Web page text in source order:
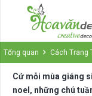
Tổng quan Cách Trang
Cứ mỗi mùa giáng
noel, những chú